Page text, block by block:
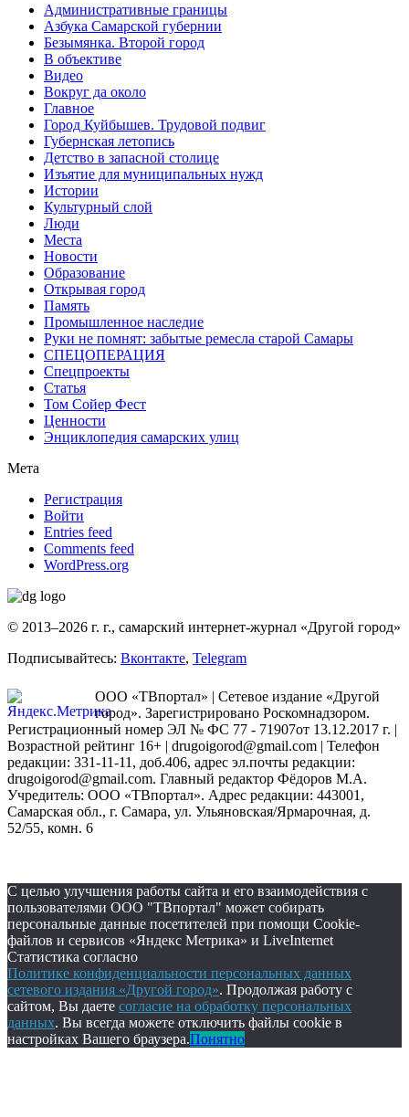
Административные границы
Азбука Самарской губернии
Безымянка. Второй город
В объективе
Видео
Вокруг да около
Главное
Город Куйбышев. Трудовой подвиг
Губернская летопись
Детство в запасной столице
Изъятие для муниципальных нужд
Истории
Культурный слой
Люди
Места
Новости
Образование
Открывая город
Память
Промышленное наследие
Руки не помнят: забытые ремесла старой Самары
СПЕЦОПЕРАЦИЯ
Спецпроекты
Статья
Том Сойер Фест
Ценности
Энциклопедия самарских улиц
Мета
Регистрация
Войти
Entries feed
Comments feed
WordPress.org
© 2013–2026 г. г., самарский интернет-журнал «Другой город»
Подписывайтесь: Вконтакте, Telegram
ООО «ТВпортал» | Сетевое издание «Другой
город». Зарегистрировано Роскомнадзором.
Регистрационный номер ЭЛ № ФС 77 - 71907от 13.12.2017 г. |
Возрастной рейтинг 16+ | drugoigorod@gmail.com | Телефон
редакции: 331-11-11, доб.406, адрес эл.почты редакции:
drugoigorod@gmail.com. Главный редактор Фёдоров М.А.
Учредитель: ООО «ТВпортал». Адрес редакции: 443001,
Самарская обл., г. Самара, ул. Ульяновская/Ярмарочная, д.
52/55, комн. 6
С целью улучшения работы сайта и его взаимодействия с
пользователями ООО "ТВпортал" может собирать
персональные данные посетителей при помощи Cookie-
файлов и сервисов «Яндекс Метрика» и LiveInternet
Статистика согласно
Политике конфиденциальности персональных данных
сетевого издания «Другой город». Продолжая работу с
сайтом, Вы даете согласие на обработку персональных
данных. Вы всегда можете отключить файлы cookie в
настройках Вашего браузера.Понятно